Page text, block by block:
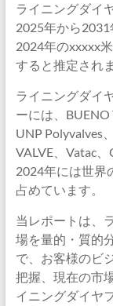
ライニングダイ
2025年から
2024年のxxxxx
すると推定されま
ライニングダイ
ーには、BUENO
UNP Polyvalves
VALVE、Vatac、
2024年には世界
占めています。
当レポートは、
場を量的・質的
で、お客様のビ
把握、現在の市
イニングダイヤ